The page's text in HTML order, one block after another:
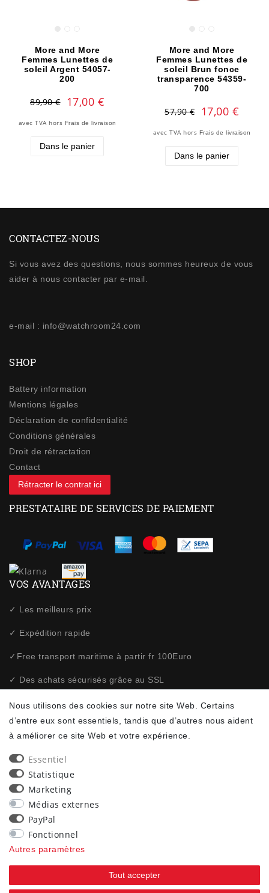
More and More
Femmes Lunettes de
soleil Argent 54057-
200
89,90 € 17,00 €
avec TVAhors Frais de livraison
Dans le panier
More and More
Femmes Lunettes de
soleil Brun fonce
transparence 54359-
700
57,90 € 17,00 €
avec TVAhors Frais de livraison
Dans le panier
CONTACTEZ-NOUS
Si vous avez des questions, nous sommes heureux de vous
aider à nous contacter par e-mail.
e-mail : info@watchroom24.com
SHOP
Battery information
Mentions légales
Déclaration de confidentialité
Conditions générales
Droit de rétractation
Contact
Rétracter le contrat ici
PRESTATAIRE DE SERVICES DE PAIEMENT
VOS AVANTAGES
✓ Les meilleurs prix
✓ Expédition rapide
✓Free transport maritime à partir fr 100Euro
✓ Des achats sécurisés grâce au SSL
✓ Politique de confidentialité
NEWSLETTER
ADRESSE E-MAIL **
Ceres::Template.newsletterHoneypotLabel
Par la présente, je confirme avoir lu la
Nous utilisons des cookies sur notre site Web. Certains
d’entre eux sont essentiels, tandis que d’autres nous aident
à améliorer ce site Web et votre expérience.
Essentiel
Statistique
Marketing
Médias externes
PayPal
Fonctionnel
Autres paramètres
Tout accepter